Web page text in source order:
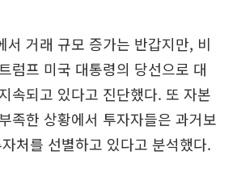
서 거래 규모 증가는 반갑지만, 비
럼프 미국 대통령의 당선으로 대
속되고 있다고 진단했다. 또 자본
족한 상황에서 투자자들은 과거보
처를 선별하고 있다고 분석했다.